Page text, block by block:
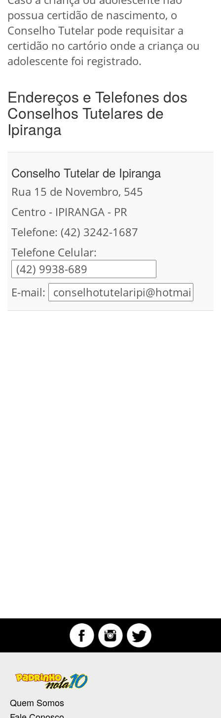
possua certidão de nascimento, o
Conselho Tutelar pode requisitar a
certidão no cartório onde a criança ou
adolescente foi registrado.
Endereços e Telefones dos
Conselhos Tutelares de
Ipiranga
Conselho Tutelar de Ipiranga
Rua 15 de Novembro, 545
Centro - IPIRANGA - PR
Telefone: (42) 3242-1687
Telefone Celular:
E-mail:
Quem Somos